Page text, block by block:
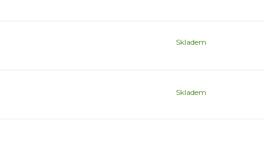
Skladem
Skladem